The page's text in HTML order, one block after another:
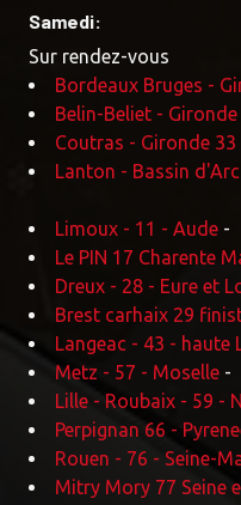
Samedi:
Sur rendez-vous
Bordeaux Bruges -
Belin-Beliet -
Coutras - Gironde
Lanton - Bassin
Limoux - 11 - Aude -
Le PIN 17 Charente
Dreux - 28 - Eure et
Brest carhaix 29
Langeac - 43 - haute
Metz - 57 - Moselle -
Lille - Roubaix - 59 -
Perpignan 66 -
Rouen - 76 - Seine-
Mitry Mory 77 Seine